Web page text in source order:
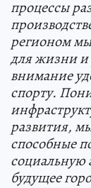
процессы
регионом
для жизни и
внимание
спорту.
развития,
способные
социальную
будущее